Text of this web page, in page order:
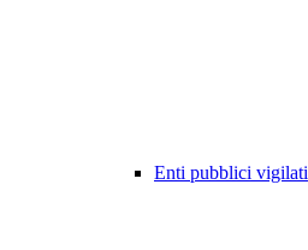
Enti pubblici vigilati